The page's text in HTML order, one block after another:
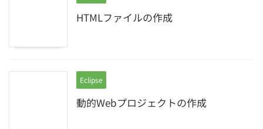
HTMLファイルの作成
Eclipse
動的Webプロジェクトの作成